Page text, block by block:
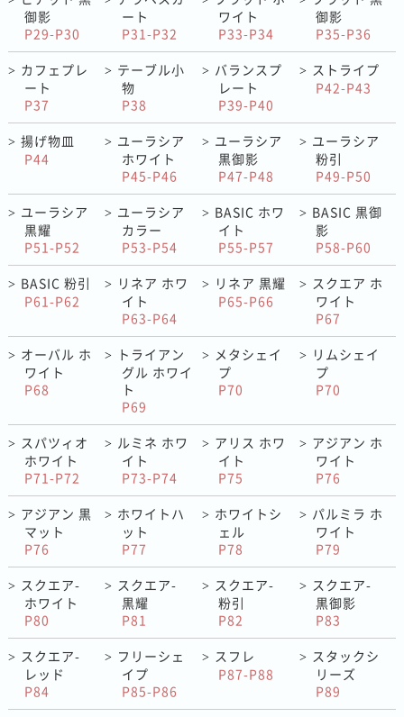
御影
P29-P30
ート
P31-P32
ワイト
P33-P34
御影
P35-P36
> カフェプレ
ート
P37
> テーブル小
物
P38
> バランスプ
レート
P39-P40
> ストライプ
P42-P43
> 揚げ物皿
P44
> ユーラシア
ホワイト
P45-P46
> ユーラシア
黒御影
P47-P48
> ユーラシア
粉引
P49-P50
> ユーラシア
黒耀
P51-P52
> ユーラシア
カラー
P53-P54
> BASIC ホワ
イト
P55-P57
> BASIC 黒御
影
P58-P60
> BASIC 粉引
P61-P62
> リネア ホワ
イト
P63-P64
> リネア 黒耀
P65-P66
> スクエア ホ
ワイト
P67
> オーバル ホ
ワイト
P68
>
トライアン
グル ホワイ
ト
P69
> メタシェイ
プ
P70
> リムシェイ
プ
P70
> スパツィオ
ホワイト
P71-P72
> ルミネ ホワ
イト
P73-P74
> アリス ホワ
イト
P75
> アジアン ホ
ワイト
P76
> アジアン 黒
マット
P76
> ホワイトハ
ット
P77
> ホワイトシ
ェル
P78
> パルミラ ホ
ワイト
P79
> スクエア-
ホワイト
P80
> スクエア-
黒耀
P81
> スクエア-
粉引
P82
> スクエア-
黒御影
P83
> スクエア-
レッド
P84
> フリーシェ
イプ
P85-P86
> スフレ
P87-P88
> スタックシ
リーズ
P89